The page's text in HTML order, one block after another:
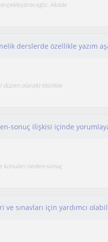
Akılda
düzen olarak) titizlikle
neden-sonuç